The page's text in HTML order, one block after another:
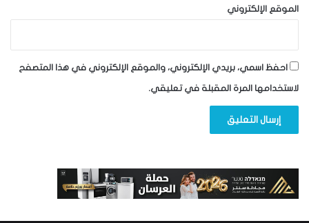
الموقع الإلكتروني
احفظ اسمي، بريدي الإلكتروني، والموقع الإلكتروني في هذا المتصفح
لاستخدامها المرة المقبلة في تعليقي.